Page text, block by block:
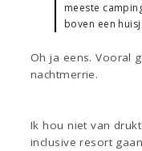
meeste
boven een
Oh ja eens. Vooral
nachtmerrie.
Ik hou niet van
inclusive resort